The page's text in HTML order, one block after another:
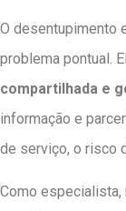
O desentupimento
problema pontual.
compartilhada e
informação e
de serviço, o risco
Como especialista,